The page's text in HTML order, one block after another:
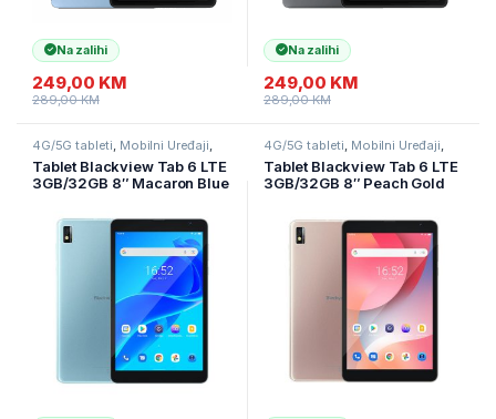
Na zalihi
249,00 KM
289,00KM
Na zalihi
249,00 KM
289,00KM
4G/5G tableti, Mobilni Uređaji,
Tablet Blackview Tab 6 LTE
3GB/32GB 8″ Macaron Blue
4G/5G tableti, Mobilni Uređaji,
Tablet Blackview Tab 6 LTE
3GB/32GB 8″ Peach Gold